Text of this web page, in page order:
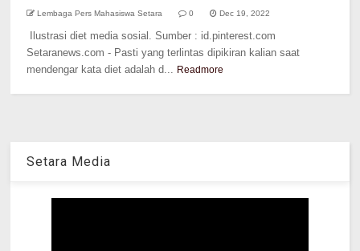
Lembaga Pers Mahasiswa Setara 0 Dec 19, 2022
Ilustrasi diet media sosial. Sumber : id.pinterest.com
Setaranews.com - Pasti yang terlintas dipikiran kalian saat
mendengar kata diet adalah d... Readmore
Setara Media